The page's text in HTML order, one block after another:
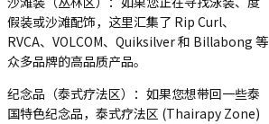
假装或沙滩配饰，这里汇集了 Rip Curl、
RVCA、VOLCOM、Quiksilver 和 Billabong 等
众多品牌的高品质产品。
纪念品（泰式疗法区）：如果您想带回一些泰
国特色纪念品，泰式疗法区 (Thairapy Zone)